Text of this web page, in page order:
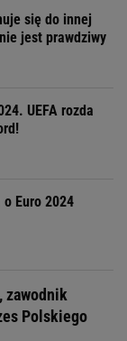
się do innej
jest prawdziwy
UEFA rozda
o Euro 2024
zawodnik
Polskiego